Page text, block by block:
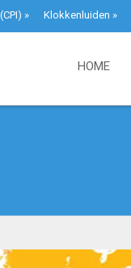
» Klokkenluiden »
HOME